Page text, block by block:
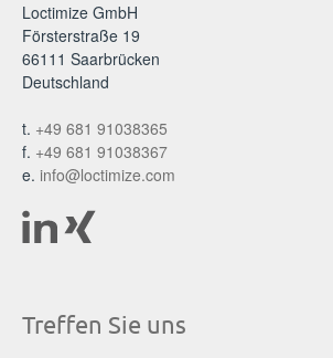
Loctimize GmbH
Försterstraße 19
66111 Saarbrücken
Deutschland
t. +49 681 91038365
f. +49 681 91038367
e. info@loctimize.com
Treffen Sie uns